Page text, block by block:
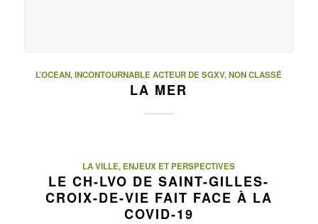
L’OCEAN, INCONTOURNABLE ACTEUR DE SGXV,NON CLASSÉ
LA MER
LA VILLE, ENJEUX ET PERSPECTIVES
LE CH-LVO DE SAINT-GILLES-
CROIX-DE-VIE FAIT FACE À LA
COVID-19